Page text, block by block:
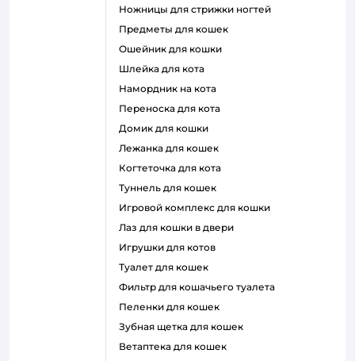
ножницы для стрижки ногтей
предметы для кошек
ошейник для кошки
шлейка для кота
намордник на кота
переноска для кота
домик для кошки
лежанка для кошек
когтеточка для кота
туннель для кошек
игровой комплекс для кошки
лаз для кошки в двери
игрушки для котов
туалет для кошек
фильтр для кошачьего туалета
пеленки для кошек
зубная щетка для кошек
ветаптека для кошек